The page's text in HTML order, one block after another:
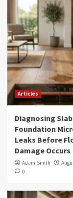
Articles
Diagnosing Slab
Foundation
Leaks Before
Damage Occurs
Adam.Smith
0